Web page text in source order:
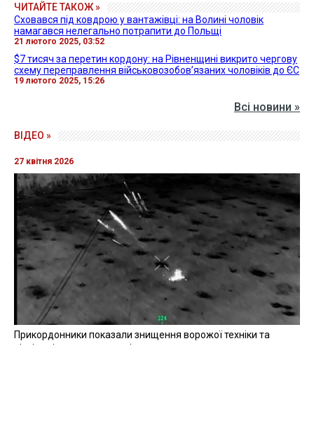
ЧИТАЙТЕ ТАКОЖ »
Сховався під ковдрою у вантажівці: на Волині чоловік
намагався нелегально потрапити до Польщі
21 лютого 2025, 03:52
$7 тисяч за перетин кордону: на Рівненщині викрито чергову
схему переправлення військовозобов’язаних чоловіків до ЄС
19 лютого 2025, 15:26
Всі новини »
ВІДЕО »
27 квітня 2026
Прикордонники показали знищення ворожої техніки та
ліквідацію групи окупантів